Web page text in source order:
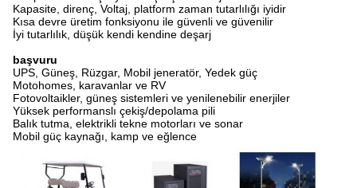
Kapasite, direnç, Voltaj, platform zaman tutarlılığı iyidir
Kısa devre üretim fonksiyonu ile güvenli ve güvenilir
İyi tutarlılık, düşük kendi kendine deşarj
başvuru
UPS, Güneş, Rüzgar, Mobil jeneratör, Yedek güç
Motohomes, karavanlar ve RV
Fotovoltaikler, güneş sistemleri ve yenilenebilir enerjiler
Yüksek performanslı çekiş/depolama pili
Balık tutma, elektrikli tekne motorları ve sonar
Mobil güç kaynağı, kamp ve eğlence